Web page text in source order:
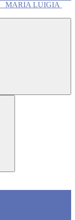
MARIA LUIGIA